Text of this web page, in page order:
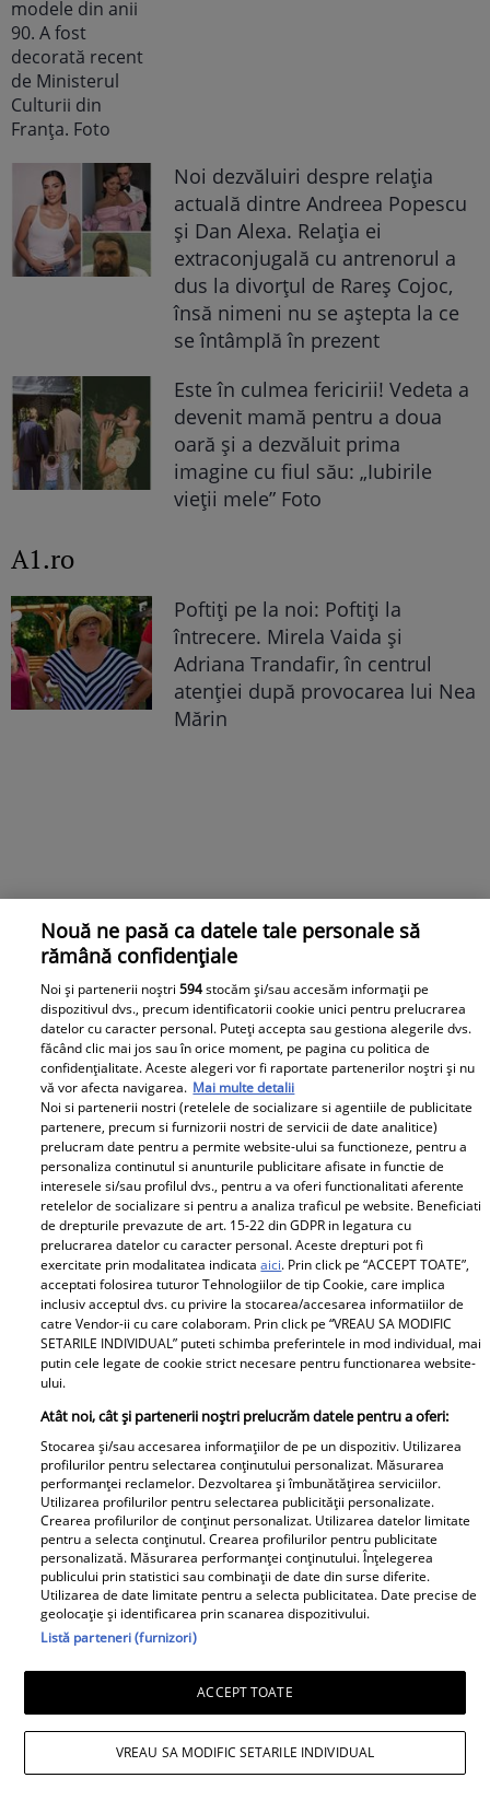
Noi dezvăluiri despre relația
actuală dintre Andreea Popescu
și Dan Alexa. Relația ei
extraconjugală cu antrenorul a
dus la divorțul de Rareș Cojoc,
însă nimeni nu se aștepta la ce
se întâmplă în prezent
Este în culmea fericirii! Vedeta a
devenit mamă pentru a doua
oară și a dezvăluit prima
imagine cu fiul său: „Iubirile
vieții mele” Foto
A1.ro
Poftiți pe la noi: Poftiți la
întrecere. Mirela Vaida și
Adriana Trandafir, în centrul
atenției după provocarea lui Nea
Mărin
Mesaj emoționant pentru Denisa
Răducu, la 9 ani de la moartea artistei:
„Vocea Denisei s-a stins, dar ecoul ei
continuă să răsune”
Nouă ne pasă ca datele tale personale să
rămână confidențiale
Noi și partenerii noștri594stocăm și/sau accesăm informații pe
dispozitivul dvs., precum identificatorii cookie unici pentru prelucrarea
datelor cu caracter personal. Puteți accepta sau gestiona alegerile dvs.
făcând clic mai jos sau în orice moment, pe pagina cu politica de
confidențialitate. Aceste alegeri vor fi raportate partenerilor noștri și nu
vă vor afecta navigarea. Mai multe detalii
Noi si partenerii nostri (retelele de socializare si agentiile de publicitate
partenere, precum si furnizorii nostri de servicii de date analitice)
prelucram date pentru a permite website-ului sa functioneze, pentru a
personaliza continutul si anunturile publicitare afisate in functie de
interesele si/sau profilul dvs., pentru a va oferi functionalitati aferente
retelelor de socializare si pentru a analiza traficul pe website. Beneficiati
de drepturile prevazute de art. 15-22 din GDPR in legatura cu
prelucrarea datelor cu caracter personal. Aceste drepturi pot fi
exercitate prin modalitatea indicataaici. Prin click pe “ACCEPT TOATE”,
acceptati folosirea tuturor Tehnologiilor de tip Cookie, care implica
inclusiv acceptul dvs. cu privire la stocarea/accesarea informatiilor de
catre Vendor-ii cu care colaboram. Prin click pe “VREAU SA MODIFIC
SETARILE INDIVIDUAL” puteti schimba preferintele in mod individual, mai
putin cele legate de cookie strict necesare pentru functionarea website-
ului.
Atât noi, cât și partenerii noștri prelucrăm datele pentru a oferi:
Stocarea și/sau accesarea informațiilor de pe un dispozitiv. Utilizarea
profilurilor pentru selectarea conținutului personalizat. Măsurarea
performanței reclamelor. Dezvoltarea și îmbunătățirea serviciilor.
Utilizarea profilurilor pentru selectarea publicității personalizate.
Crearea profilurilor de conținut personalizat. Utilizarea datelor limitate
pentru a selecta conținutul. Crearea profilurilor pentru publicitate
personalizată. Măsurarea performanței conținutului. Înțelegerea
publicului prin statistici sau combinații de date din surse diferite.
Utilizarea de date limitate pentru a selecta publicitatea. Date precise de
geolocație și identificarea prin scanarea dispozitivului.
Listă parteneri (furnizori)
ACCEPT TOATE
VREAU SA MODIFIC SETARILE INDIVIDUAL